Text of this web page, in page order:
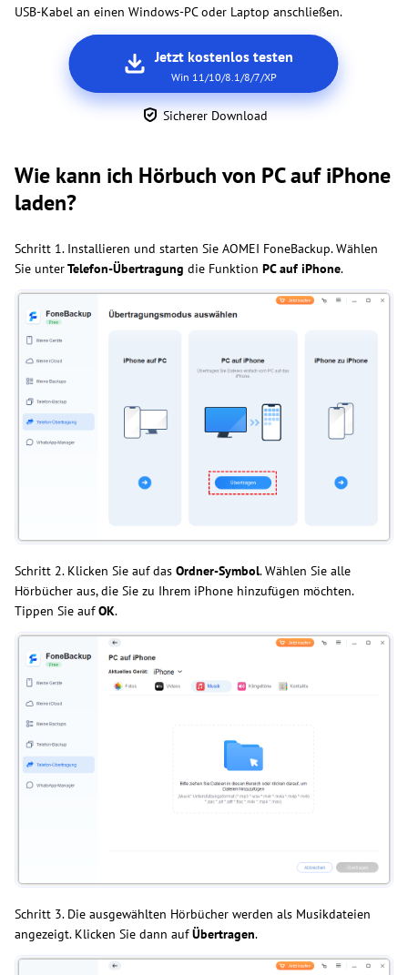
USB-Kabel an einen Windows-PC oder Laptop anschließen.
Jetzt kostenlos testen
Win 11/10/8.1/8/7/XP
Sicherer Download
Wie kann ich Hörbuch von PC auf iPhone
laden?
Schritt 1. Installieren und starten Sie AOMEI FoneBackup. Wählen
Sie unterTelefon-Übertragung die Funktion PC auf iPhone.
Schritt 2. Klicken Sie auf das Ordner-Symbol. Wählen Sie alle
Hörbücher aus, die Sie zu Ihrem iPhone hinzufügen möchten.
Tippen Sie aufOK.
Schritt 3. Die ausgewählten Hörbücher werden als Musikdateien
angezeigt. Klicken Sie dann aufÜbertragen.